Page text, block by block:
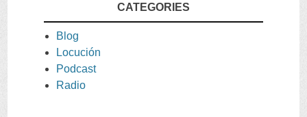
CATEGORIES
Blog
Locución
Podcast
Radio